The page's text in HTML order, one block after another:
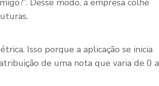
Desse modo, a empresa colhe
Isso porque a aplicação se inicia
de uma nota que varia de 0 a